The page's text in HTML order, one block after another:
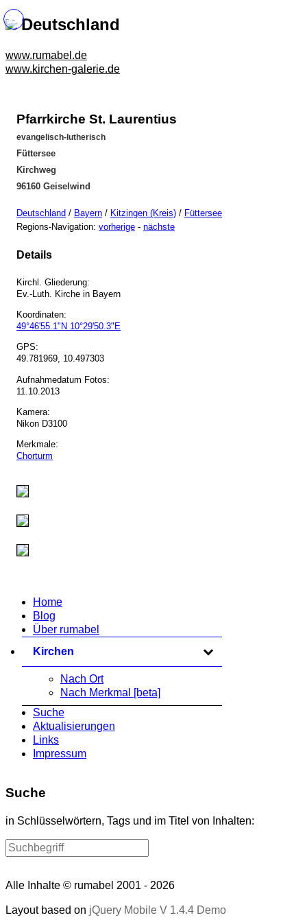
Deutschland
www.rumabel.de
www.kirchen-galerie.de
Pfarrkirche St. Laurentius
evangelisch-lutherisch
Füttersee
Kirchweg
96160 Geiselwind
Deutschland / Bayern / Kitzingen (Kreis) / Füttersee
Regions-Navigation: vorherige - nächste
Details
Kirchl. Gliederung:
Ev.-Luth. Kirche in Bayern
Koordinaten:
49°46'55.1"N 10°29'50.3"E
GPS:
49.781969, 10.497303
Aufnahmedatum Fotos:
11.10.2013
Kamera:
Nikon D3100
Merkmale:
Chorturm
Home
Blog
Über rumabel
Kirchen zum Ausklappen anklicken
Nach Ort
Nach Merkmal [beta]
Suche
Aktualisierungen
Links
Impressum
Suche
in Schlüsselwörtern, Tags und im Titel von Inhalten:
Alle Inhalte © rumabel 2001 - 2026
Layout based on jQuery Mobile V 1.4.4 Demo